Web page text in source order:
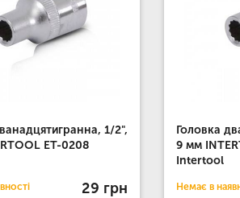
1/2",
ET-0208
29 грн
Головка
9 мм
Intertool
Немає в